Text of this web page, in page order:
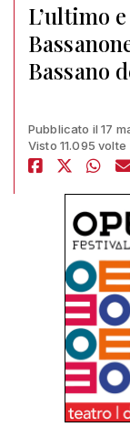
L’ultimo
Bassano
Pubblicato il 17
Visto 11.095 volte